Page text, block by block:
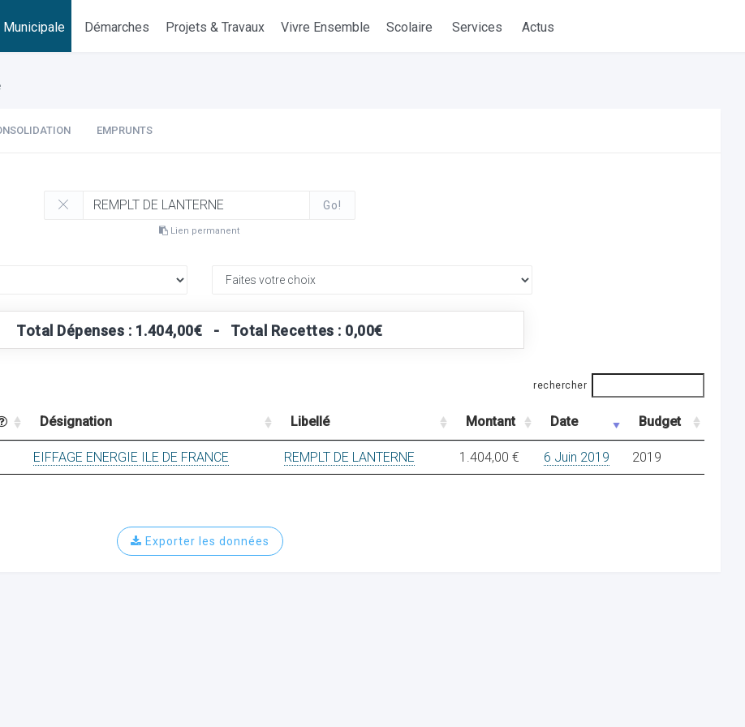
Municipale Démarches Projets & Travaux Vivre Ensemble Scolaire Services Actus
EMPRUNTS
Go!
Lien permanent
Total Dépenses : 1.404,00€ - Total Recettes : 0,00€
rechercher
Désignation Libellé Montant Date Budget
EIFFAGE ENERGIE ILE DE FRANCE REMPLT DE LANTERNE 1.404,00 € 6 Juin 2019 2019
Exporter les données